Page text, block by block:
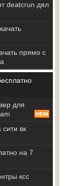
deatcrun дял
прямо с
для
сити вк
на 7
ксс